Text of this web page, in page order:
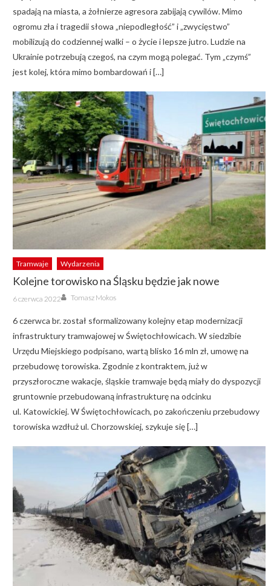
spadają na miasta, a żołnierze agresora zabijają cywilów. Mimo
ogromu zła i tragedii słowa „niepodległość” i „zwycięstwo”
mobilizują do codziennej walki – o życie i lepsze jutro. Ludzie na
Ukrainie potrzebują czegoś, na czym mogą polegać. Tym „czymś”
jest kolej, która mimo bombardowań i […]
Tramwaje Wydarzenia
Kolejne torowisko na Śląsku będzie jak nowe
Posted
on
6 czerwca 2022 Author
Tomasz Mokos
6 czerwca br. został sformalizowany kolejny etap modernizacji
infrastruktury tramwajowej w Świętochłowicach. W siedzibie
Urzędu Miejskiego podpisano, wartą blisko 16 mln zł, umowę na
przebudowę torowiska. Zgodnie z kontraktem, już w
przyszłoroczne wakacje, śląskie tramwaje będą miały do dyspozycji
gruntownie przebudowaną infrastrukturę na odcinku
ul. Katowickiej. W Świętochłowicach, po zakończeniu przebudowy
torowiska wzdłuż ul. Chorzowskiej, szykuje się […]